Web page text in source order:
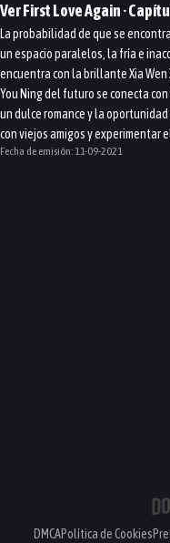
VerFirst Love Again·
La probabilidad de que se
un espacio paralelos, la fría e
encuentra con la brillante Xia
You Ning del futuro se conecta
un dulce romance y la
con viejos amigos y experimentar
Fecha de emisión: 11-09-2021
DMCAPolítica de Cookies